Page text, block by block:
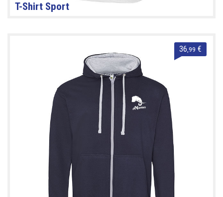
T-Shirt Sport
36,99 €